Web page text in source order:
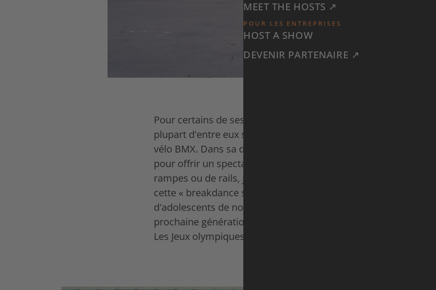
MEET THE HOSTS ↗
POUR LES ENTREPRISES
HOST A SHOW
DEVENIR PARTENAIRE ↗
Pour certains de ses élèves, M. Cato n'est qu'un professeur
plupart d'entre eux savent qu'il maîtrise aussi bien la salle de
vélo BMX. Dans sa discipline, le Flatland BMX, il combine
pour offrir un spectacle unique et élégant de niveau mondial.
rampes ou de rails, juste d'une surface lisse et plane.
cette « breakdance sur roues » fascine de moins en moins
d'adolescents de nos jours, alors Omari fait tout son possible
prochaine génération à travers des ateliers et des concours.
Les Jeux olympiques, si le BMX Flatland y fait son entrée...